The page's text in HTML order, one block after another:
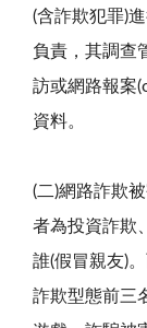
(含詐欺犯罪)
負責，其調查
訪或網路報案
資料。
(二)網路詐欺
者為投資詐欺
誰(假冒親友)
詐欺型態前三